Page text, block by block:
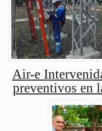
Air-e
preventivos en